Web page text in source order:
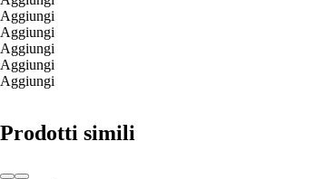
Aggiungi
Aggiungi
Aggiungi
Aggiungi
Aggiungi
Prodotti simili